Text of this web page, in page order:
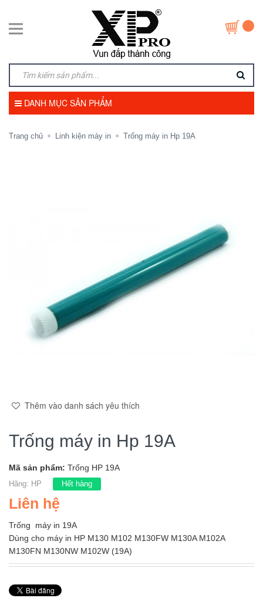
DANH MỤC SẢN PHẨM
Trang chủ + Linh kiện máy in + Trống máy in Hp 19A
Thêm vào danh sách yêu thích
Trống máy in Hp 19A
Mã sản phẩm: Trống HP 19A
Hãng: HP Hết hàng
Liên hệ
Trống máy in 19A
Dùng cho máy in HP M130 M102 M130FW M130A M102A
M130FN M130NW M102W (19A)